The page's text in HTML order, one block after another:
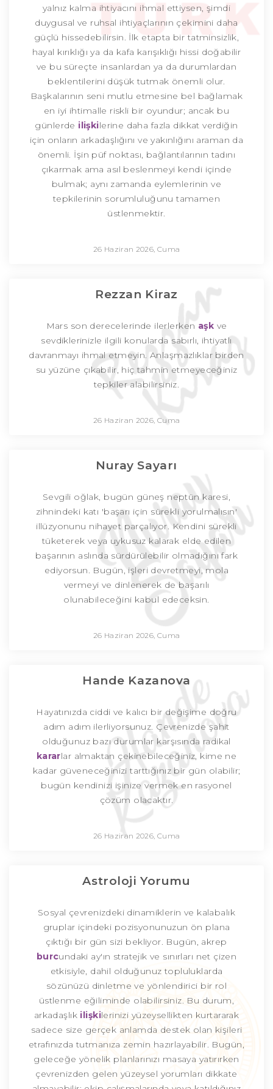
yalnız kalma ihtiyacını ihmal ettiysen, şimdi
duygusal ve ruhsal ihtiyaçlarının çekimini daha
güçlü hissedebilirsin. İlk etapta bir tatminsizlik,
hayal kırıklığı ya da kafa karışıklığı hissi doğabilir
ve bu süreçte insanlardan ya da durumlardan
beklentilerini düşük tutmak önemli olur.
Başkalarının seni mutlu etmesine bel bağlamak
en iyi ihtimalle riskli bir oyundur; ancak bu
günlerde ilişkilerine daha fazla dikkat verdiğin
için onların arkadaşlığını ve yakınlığını araman da
önemli. İşin püf noktası, bağlantılarının tadını
çıkarmak ama asıl beslenmeyi kendi içinde
bulmak; aynı zamanda eylemlerinin ve
tepkilerinin sorumluluğunu tamamen
üstlenmektir.
26 Haziran 2026, Cuma
Rezzan Kiraz
Mars son derecelerinde ilerlerken aşk ve
sevdiklerinizle ilgili konularda sabırlı, ihtiyatlı
davranmayı ihmal etmeyin. Anlaşmazlıklar birden
su yüzüne çıkabilir, hiç tahmin etmeyeceğiniz
tepkiler alabilirsiniz.
26 Haziran 2026, Cuma
Nuray Sayarı
Sevgili oğlak, bugün güneş neptün karesi,
zihnindeki katı 'başarı için sürekli yorulmalısın'
illüzyonunu nihayet parçalıyor. Kendini sürekli
tüketerek veya uykusuz kalarak elde edilen
başarının aslında sürdürülebilir olmadığını fark
ediyorsun. Bugün, işleri devretmeyi, mola
vermeyi ve dinlenerek de başarılı
olunabileceğini kabul edeceksin.
26 Haziran 2026, Cuma
Hande Kazanova
Hayatınızda ciddi ve kalıcı bir değişime doğru
adım adım ilerliyorsunuz. Çevrenizde şahit
olduğunuz bazı durumlar karşısında radikal
kararlar almaktan çekinebileceğiniz, kime ne
kadar güveneceğinizi tarttığınız bir gün olabilir;
bugün kendinizi işinize vermek en rasyonel
çözüm olacaktır.
26 Haziran 2026, Cuma
Astroloji Yorumu
Sosyal çevrenizdeki dinamiklerin ve kalabalık
gruplar içindeki pozisyonunuzun ön plana
çıktığı bir gün sizi bekliyor. Bugün, akrep
burcundaki ay'ın stratejik ve sınırları net çizen
etkisiyle, dahil olduğunuz topluluklarda
sözünüzü dinletme ve yönlendirici bir rol
üstlenme eğiliminde olabilirsiniz. Bu durum,
arkadaşlık ilişkilerinizi yüzeysellikten kurtararak
sadece size gerçek anlamda destek olan kişileri
etrafınızda tutmanıza zemin hazırlayabilir. Bugün,
geleceğe yönelik planlarınızı masaya yatırırken
çevrenizden gelen yüzeysel yorumları dikkate